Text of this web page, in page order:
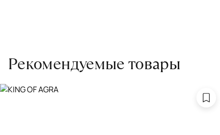
заборе ковра экспертом либо привозите его в салон.
Рекомендуемые товары